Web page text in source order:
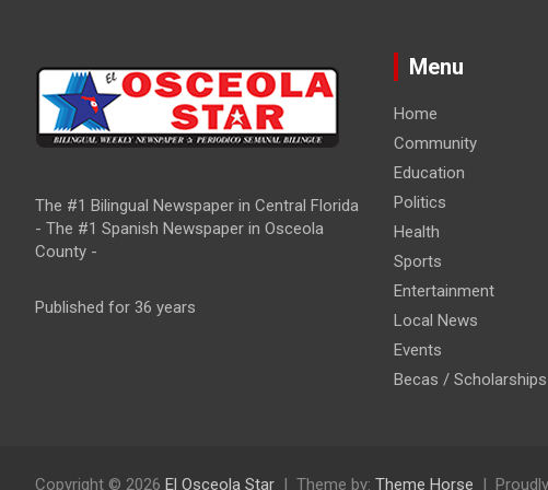
The #1 Bilingual Newspaper in Central Florida
- The #1 Spanish Newspaper in Osceola
County -
Published for 36 years
Menu
Home
Community
Education
Politics
Health
Sports
Entertainment
Local News
Events
Becas / Scholarships
Copyright © 2026 El Osceola Star Theme by: Theme Horse